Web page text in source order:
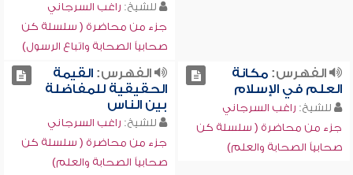
للشيخ: راغب السرجاني
جزء من محاضرة ( سلسلة كن
صحابياً الصحابة واتباع الرسول)
الفهرس:مكانة
العلم في الإسلام
للشيخ: راغب السرجاني
جزء من محاضرة ( سلسلة كن
صحابياً الصحابة والعلم)
الفهرس:القيمة
الحقيقية للمفاضلة
بين الناس
للشيخ: راغب السرجاني
جزء من محاضرة ( سلسلة كن
صحابياً الصحابة والعلم)